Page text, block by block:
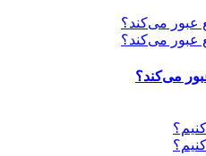
می‌کند؟